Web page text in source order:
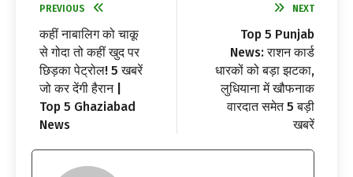
PREVIOUS
कहीं नाबालिग को चाकू
से गोदा तो कहीं खुद पर
छिड़का पेट्रोल! 5 खबरें
जो कर देंगी हैरान |
Top 5 Ghaziabad
News
NEXT
Top 5 Punjab
News: राशन कार्ड
धारकों को बड़ा झटका,
लुधियाना में खौफनाक
वारदात समेत 5 बड़ी
खबरें